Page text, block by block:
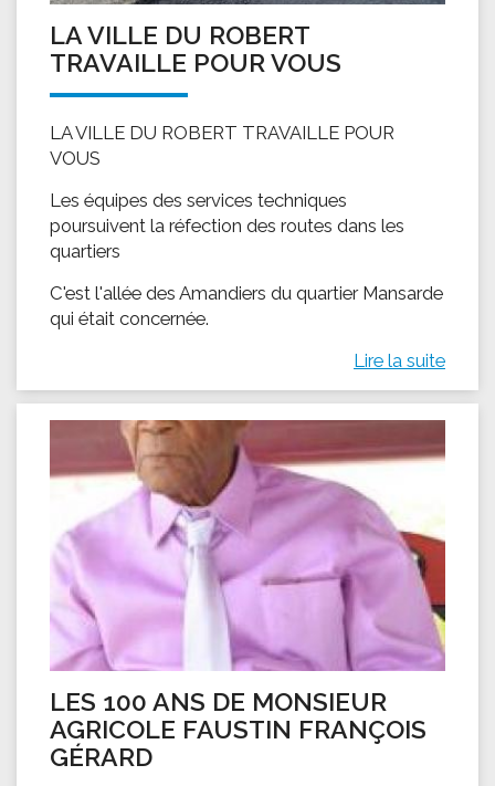
LA VILLE DU ROBERT
TRAVAILLE POUR VOUS
LA VILLE DU ROBERT TRAVAILLE POUR
VOUS
Les équipes des services techniques
poursuivent la réfection des routes dans les
quartiers
C'est l'allée des Amandiers du quartier Mansarde
qui était concernée.
Lire la suite
LES 100 ANS DE MONSIEUR
AGRICOLE FAUSTIN FRANÇOIS
GÉRARD